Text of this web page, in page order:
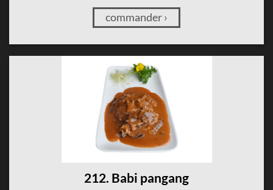
commander ›
212. Babi pangang